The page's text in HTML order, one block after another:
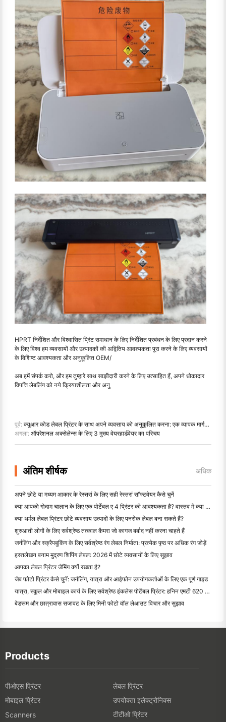
HPRT निर्देशित और विश्वासित प्रिंट समाधान के लिए निर्देशित प्रबंधन के लिए प्रदान करने
के लिए विश्व हम व्यवसायों और उत्पादकों की अद्वितिय आवश्यकता पूरा करने के लिए व्यवसायों
के विशिष्ट आवश्यकता और अनुकूलित OEM/
अब हमें संपर्क करो, और हम तुम्हारे साथ साझीदारी करने के लिए उत्साहित हैं, अपने धोकादार
विपत्ति लेबलिंग को नये क्रियाशीलता और अनु
पूर्व: क्यूआर कोड लेबल प्रिंटर के साथ अपने व्यवसाय को अनुकूलित करना: एक व्यापक मार्गदर्शिका
अगला: ऑपरेशनल अक्सेलेन्स के लिए 3 मुख्य वेयरहार्डवेयर का परिचय
अंतिम शीर्षक अधिक
अपने छोटे या मध्यम आकार के रेस्तरां के लिए सही रेस्तरां सॉफ्टवेयर कैसे चुनें
क्या आपको गोदाम चालान के लिए एक पोर्टेबल ए 4 प्रिंटर की आवश्यकता है? वास्तव में क्या काम करता है
क्या थर्मल लेबल प्रिंटर छोटे व्यवसाय उत्पादों के लिए पनरोक लेबल बना सकते हैं?
शुरुआती लोगों के लिए सर्वश्रेष्ठ तत्काल कैमरा जो कागज बर्बाद नहीं करना चाहते हैं
जर्नलिंग और स्क्रैपबुकिंग के लिए सर्वश्रेष्ठ रंग लेबल निर्माता: प्रत्येक पृष्ठ पर अधिक रंग जोड़ें
हस्तलेखन बनाम मुद्रण शिपिंग लेबल: 2026 में छोटे व्यवसायों के लिए सुझाव
आपका लेबल प्रिंटर जैमिंग क्यों रखता है?
जेब फोटो प्रिंटर कैसे चुनें: जर्नलिंग, यात्रा और आईफोन उपयोगकर्ताओं के लिए एक पूर्ण गाइड
यात्रा, स्कूल और मोबाइल कार्य के लिए सर्वश्रेष्ठ इंकलेस पोर्टेबल प्रिंटर: हनिन एमटी 620 प्रो समीक्षा
बेडरूम और छात्रावास सजावट के लिए मिनी फोटो वॉल लेआउट विचार और सुझाव
Products
पीओएस प्रिंटर
लेबल प्रिंटर
मोबाइल प्रिंटर
उपयोक्ता इलेक्ट्रोनिक्स
Scanners
टीटीओ प्रिंटर